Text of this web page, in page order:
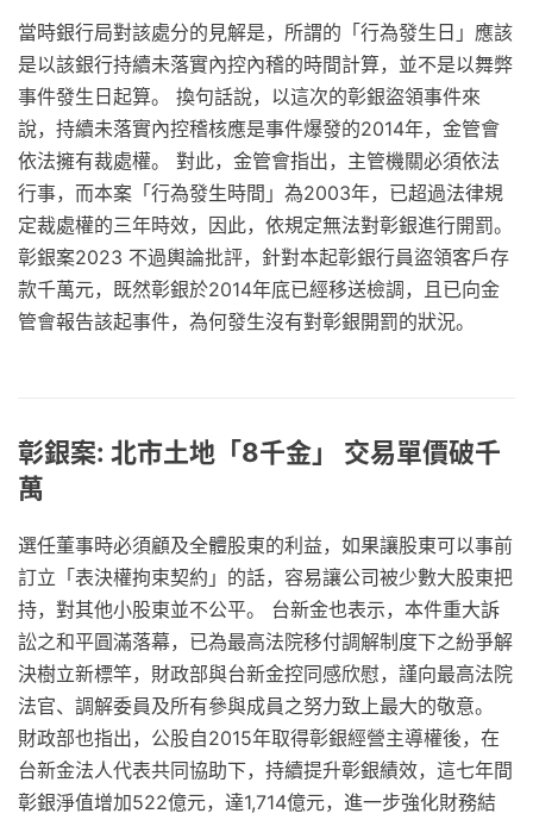
當時銀行局對該處分的見解是，所謂的「行為發生日」應該
是以該銀行持續未落實內控內稽的時間計算，並不是以舞弊
事件發生日起算。 換句話說，以這次的彰銀盜領事件來
說，持續未落實內控稽核應是事件爆發的2014年，金管會
依法擁有裁處權。 對此，金管會指出，主管機關必須依法
行事，而本案「行為發生時間」為2003年，已超過法律規
定裁處權的三年時效，因此，依規定無法對彰銀進行開罰。
彰銀案2023 不過輿論批評，針對本起彰銀行員盜領客戶存
款千萬元，既然彰銀於2014年底已經移送檢調，且已向金
管會報告該起事件，為何發生沒有對彰銀開罰的狀況。
彰銀案: 北市土地「8千金」 交易單價破千
萬
選任董事時必須顧及全體股東的利益，如果讓股東可以事前
訂立「表決權拘束契約」的話，容易讓公司被少數大股東把
持，對其他小股東並不公平。 台新金也表示，本件重大訴
訟之和平圓滿落幕，已為最高法院移付調解制度下之紛爭解
決樹立新標竿，財政部與台新金控同感欣慰，謹向最高法院
法官、調解委員及所有參與成員之努力致上最大的敬意。
財政部也指出，公股自2015年取得彰銀經營主導權後，在
台新金法人代表共同協助下，持續提升彰銀績效，這七年間
彰銀淨值增加522億元，達1,714億元，進一步強化財務結